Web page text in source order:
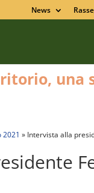
News
2021 » Intervista alla
una